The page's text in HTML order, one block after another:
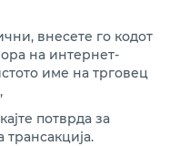
внесете го кодот
на интернет-
име на трговец
потврда за